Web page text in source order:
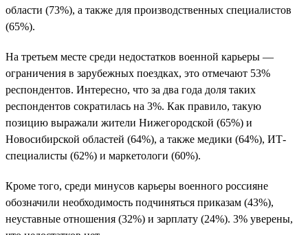
области (73%), а также для производственных специалистов
(65%).
На третьем месте среди недостатков военной карьеры —
ограничения в зарубежных поездках, это отмечают 53%
респондентов. Интересно, что за два года доля таких
респондентов сократилась на 3%. Как правило, такую
позицию выражали жители Нижегородской (65%) и
Новосибирской областей (64%), а также медики (64%), ИТ-
специалисты (62%) и маркетологи (60%).
Кроме того, среди минусов карьеры военного россияне
обозначили необходимость подчиняться приказам (43%),
неуставные отношения (32%) и зарплату (24%). 3% уверены,